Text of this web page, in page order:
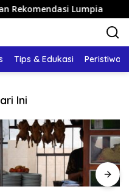
Lumpia
Tips & Edukasi Peristiwa
Ini